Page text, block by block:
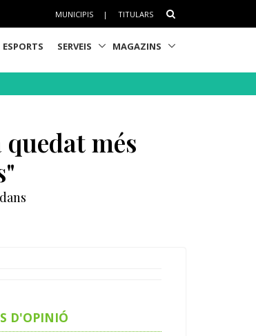
MUNICIPIS | TITULARS
ESPORTS SERVEIS MAGAZINS
més
D'OPINIÓ